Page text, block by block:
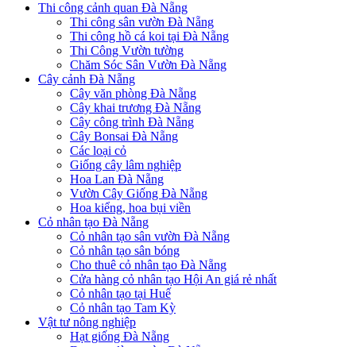
Thi công cảnh quan Đà Nẵng
Thi công sân vườn Đà Nẵng
Thi công hồ cá koi tại Đà Nẵng
Thi Công Vườn tường
Chăm Sóc Sân Vườn Đà Nẵng
Cây cảnh Đà Nẵng
Cây văn phòng Đà Nẵng
Cây khai trương Đà Nẵng
Cây công trình Đà Nẵng
Cây Bonsai Đà Nẵng
Các loại cỏ
Giống cây lâm nghiệp
Hoa Lan Đà Nẵng
Vườn Cây Giống Đà Nẵng
Hoa kiểng, hoa bụi viền
Cỏ nhân tạo Đà Nẵng
Cỏ nhân tạo sân vườn Đà Nẵng
Cỏ nhân tạo sân bóng
Cho thuê cỏ nhân tạo Đà Nẵng
Cửa hàng cỏ nhân tạo Hội An giá rẻ nhất
Cỏ nhân tạo tại Huế
Cỏ nhân tạo Tam Kỳ
Vật tư nông nghiệp
Hạt giống Đà Nẵng